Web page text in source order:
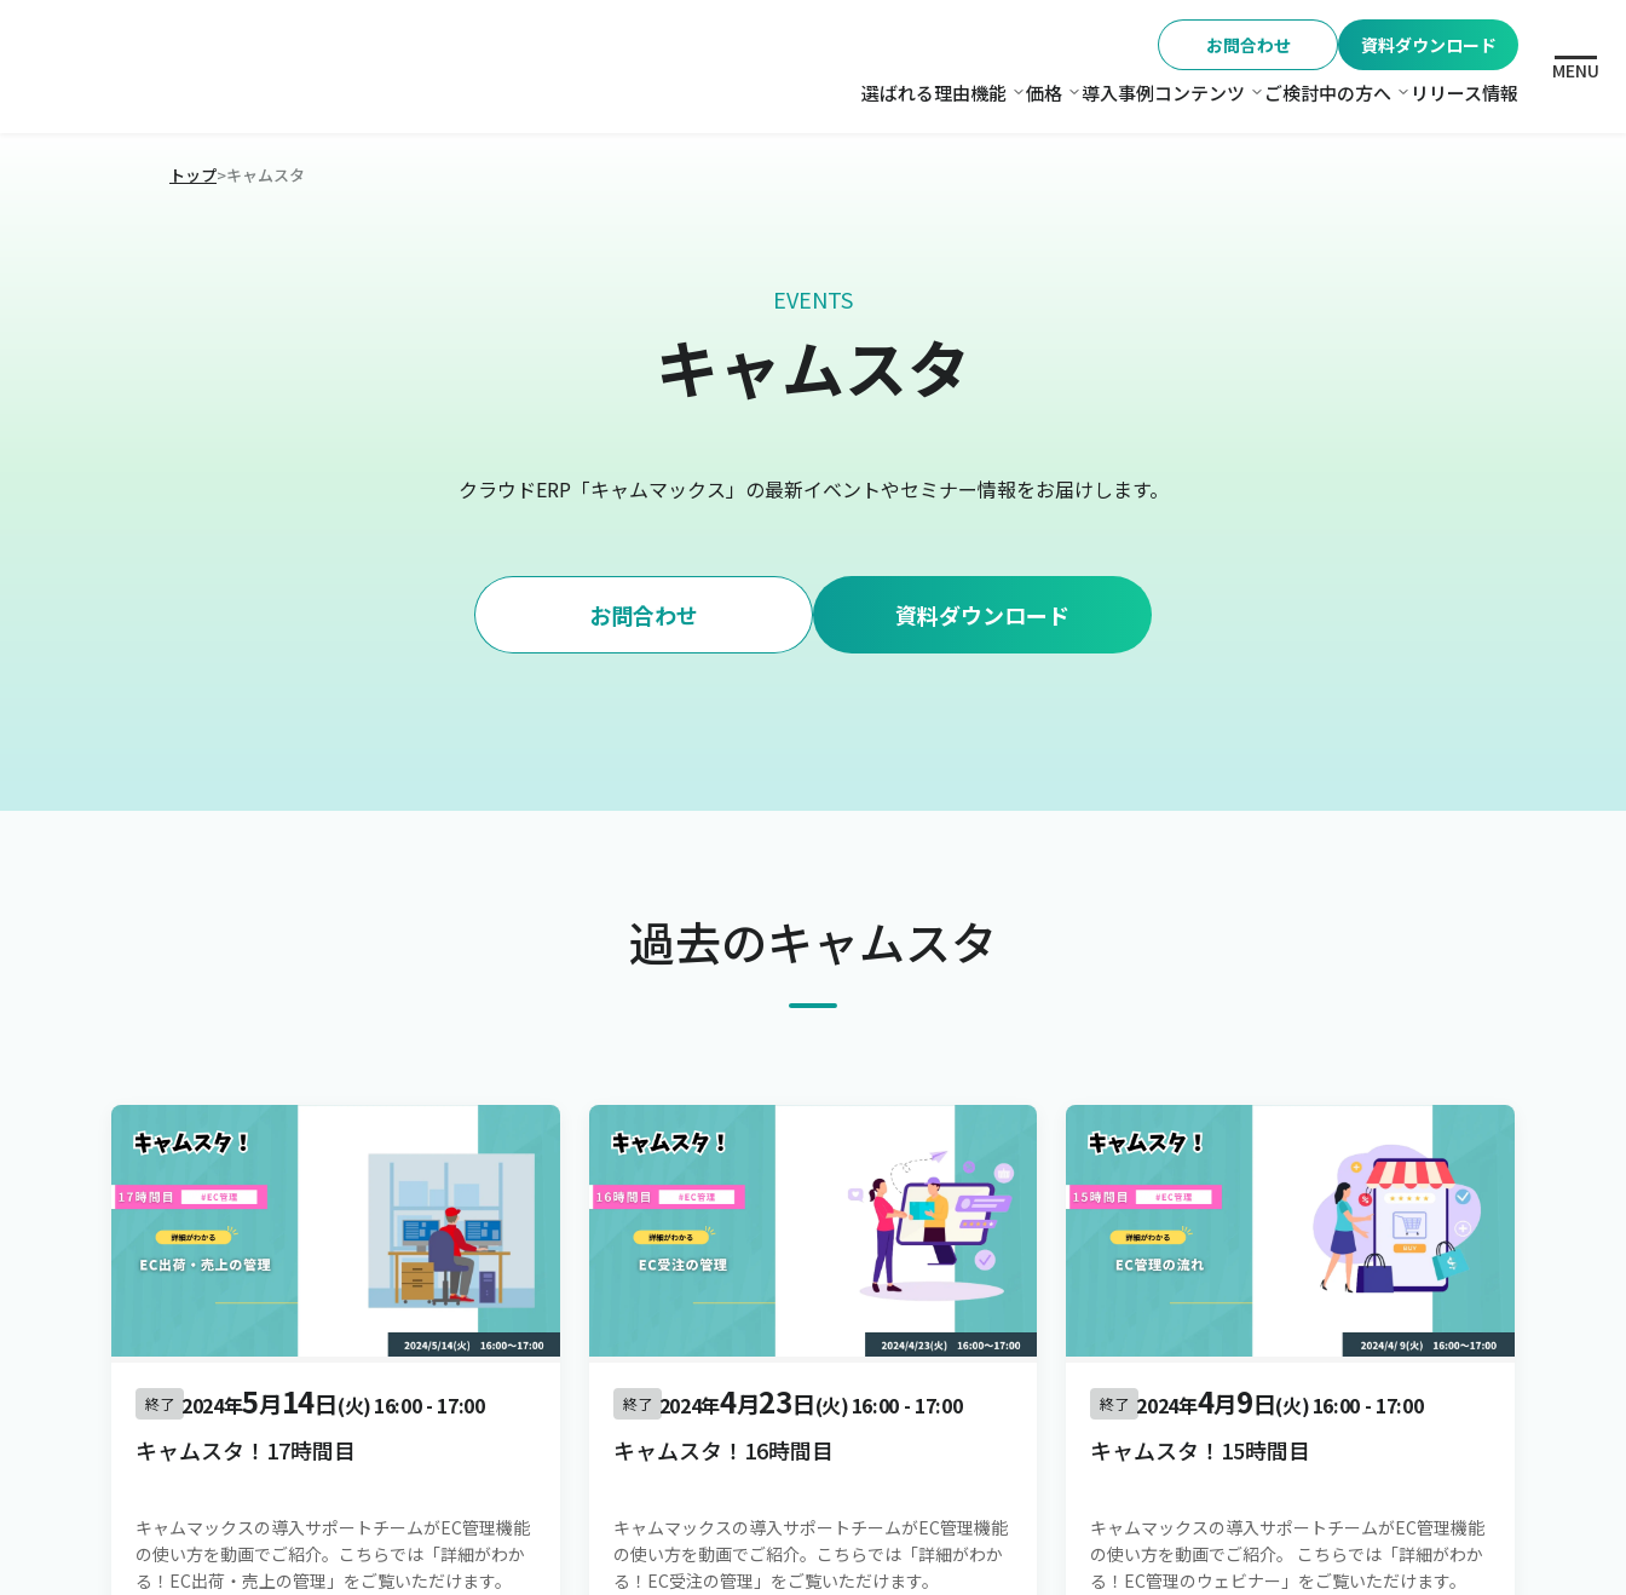
お問合わせ 資料ダウンロード
選ばれる理由機能 機能
価格 価格
導入事例コンテンツ コンテンツ
ご検討中の方へ ご検討中の方へ
リリース情報
MENU
トップ>キャムスタ
EVENTS
キャムスタ
クラウドERP「キャムマックス」の最新イベントやセミナー情報をお届けします。
お問合わせ 資料ダウンロード
過去のキャムスタ
終了 2024年5月14日(火)16:00- 17:00
キャムスタ！17時間目
キャムマックスの導入サポートチームがEC管理機能
の使い方を動画でご紹介。こちらでは「詳細がわか
る！EC出荷・売上の管理」をご覧いただけます。
終了 2024年4月23日(火)16:00- 17:00
キャムスタ！16時間目
キャムマックスの導入サポートチームがEC管理機能
の使い方を動画でご紹介。こちらでは「詳細がわか
る！EC受注の管理」をご覧いただけます。
終了 2024年4月9日(火)16:00- 17:00
キャムスタ！15時間目
キャムマックスの導入サポートチームがEC管理機能
の使い方を動画でご紹介。 こちらでは「詳細がわか
る！EC管理のウェビナー」をご覧いただけます。